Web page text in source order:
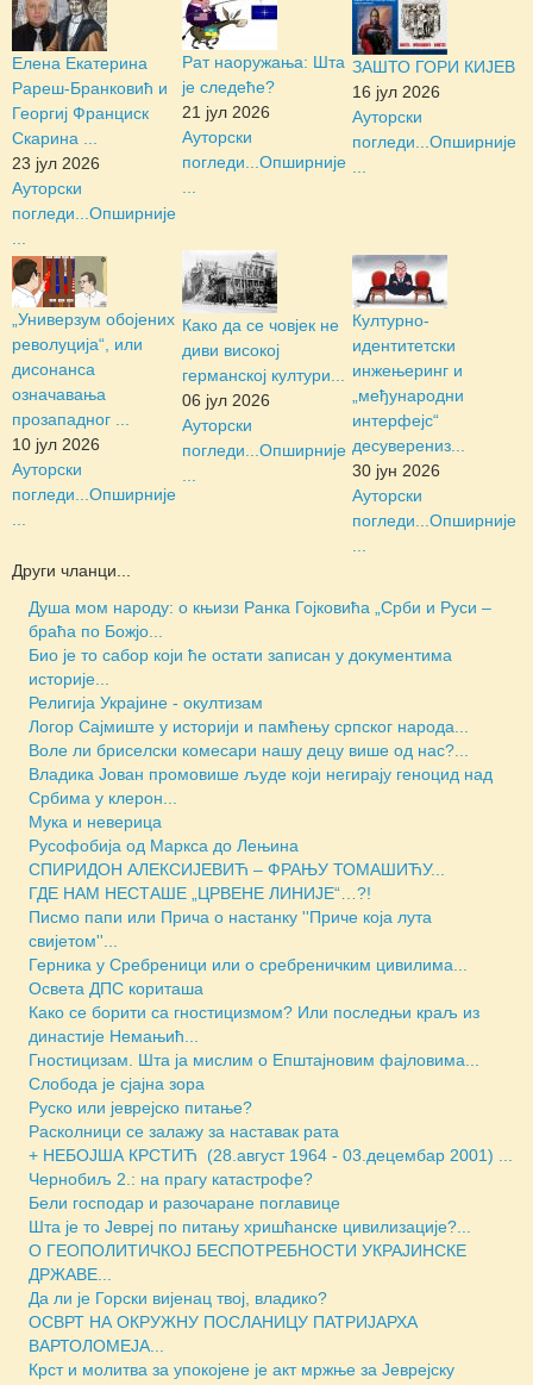
Елена Екатерина
Рареш-Бранковић и
Георгиј Франциск
Скарина ...
23 јул 2026
Ауторски
погледи...Опширније
...
Рат наоружања: Шта
је следеће?
21 јул 2026
Ауторски
погледи...Опширније
...
ЗАШТО ГОРИ КИЈЕВ
16 јул 2026
Ауторски
погледи...Опширније
...
„Универзум обојених
револуција“, или
дисонанса
означавања
прозападног ...
10 јул 2026
Ауторски
погледи...Опширније
...
Како да се човјек не
диви високој
германској култури...
06 јул 2026
Ауторски
погледи...Опширније
...
Културно-
идентитетски
инжењеринг и
„међународни
интерфејс“
десуверениз...
30 јун 2026
Ауторски
погледи...Опширније
...
Други чланци...
Душа мом народу: о књизи Ранка Гојковића „Срби и Руси –
браћа по Божјо...
Био је то сабор који ће остати записан у документима
историје...
Религија Украјине - окултизам
Логор Сајмиште у историји и памћењу српског народа...
Воле ли бриселски комесари нашу децу више од нас?...
Владика Јован промовише људе који негирају геноцид над
Србима у клерон...
Мука и неверица
Русофобија од Маркса до Лењина
СПИРИДОН АЛЕКСИЈЕВИЋ – ФРАЊУ ТОМАШИЋУ...
ГДЕ НАМ НЕСТАШЕ „ЦРВЕНЕ ЛИНИЈЕ“…?!
Писмо папи или Прича о настанку ''Приче која лута
свијетом''...
Герника у Сребреници или о сребреничким цивилима...
Освета ДПС кориташа
Како се борити са гностицизмом? Или последњи краљ из
династије Немањић...
Гностицизам. Шта ја мислим о Епштајновим фајловима...
Слобода је сјајна зора
Руско или јеврејско питање?
Расколници се залажу за наставак рата
+ НЕБОЈША КРСТИЋ (28.август 1964 - 03.децембар 2001) ...
Чернобиљ 2.: на прагу катастрофе?
Бели господар и разочаране поглавице
Шта је то Јевреј по питању хришћанске цивилизације?...
О ГЕОПОЛИТИЧКОЈ БЕСПОТРЕБНОСТИ УКРАЈИНСКЕ
ДРЖАВЕ...
Да ли је Горски вијенац твој, владико?
ОСВРТ НА ОКРУЖНУ ПОСЛАНИЦУ ПАТРИЈАРХА
ВАРТОЛОМЕЈА...
Крст и молитва за упокојене је акт мржње за Јеврејску